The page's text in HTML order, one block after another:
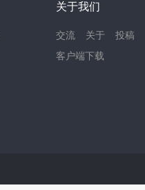
关于我们
交流 关于
投稿
客户端下载